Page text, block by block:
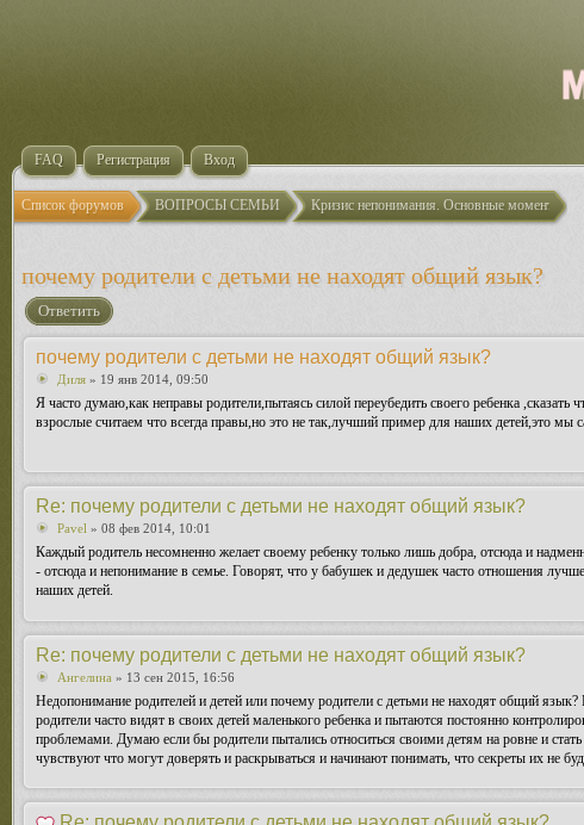
FAQ Регистрация Вход
Список форумов ВОПРОСЫ СЕМЬИ Кризис непонимания. Основные моменты
почему родители с детьми не находят общий язык?
Ответить
почему родители с детьми не находят общий язык?
Диля » 19 янв 2014, 09:50
Я часто думаю,как неправы родители,пытаясь силой переубедить своего ребенка
взрослые считаем что всегда правы,но это не так,лучший пример для наших детей,это
Re: почему родители с детьми не находят общий язык?
Pavel » 08 фев 2014, 10:01
Каждый родитель несомненно желает своему ребенку только лишь добра, отсюда и
- отсюда и непонимание в семье. Говорят, что у бабушек и дедушек часто отношения
наших детей.
Re: почему родители с детьми не находят общий язык?
Ангелина » 13 сен 2015, 16:56
Недопонимание родителей и детей или почему родители с детьми не находят общий
родители часто видят в своих детей маленького ребенка и пытаются постоянно
проблемами. Думаю если бы родители пытались относиться своими детям на ровне и
чувствуют что могут доверять и раскрываться и начинают понимать, что секреты их не